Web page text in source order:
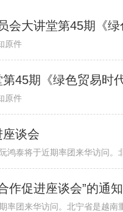
原件
原件
谈会
作促进座谈会”的通知